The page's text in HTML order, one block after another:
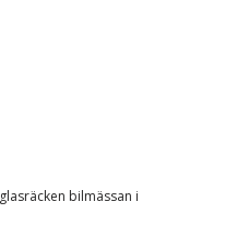
glasräcken bilmässan i